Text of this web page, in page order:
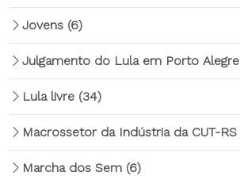
Jovens (6)
Julgamento do Lula em Porto Alegre
Lula livre (34)
Macrossetor da Indústria da CUT-RS
Marcha dos Sem (6)